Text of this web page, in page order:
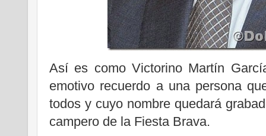
Así es como Victorino Martín
emotivo recuerdo a una persona
todos y cuyo nombre quedará
campero de la Fiesta Brava.